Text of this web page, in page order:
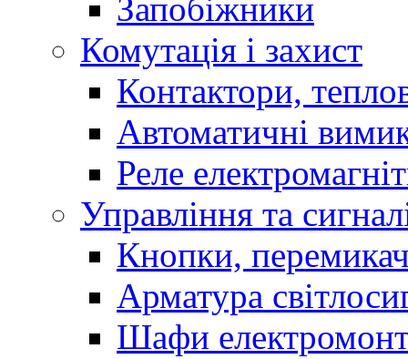
Запобіжники
Комутація і захист
Контактори,
Автоматичні
Реле
Управління та
Кнопки,
Арматура
Шафи